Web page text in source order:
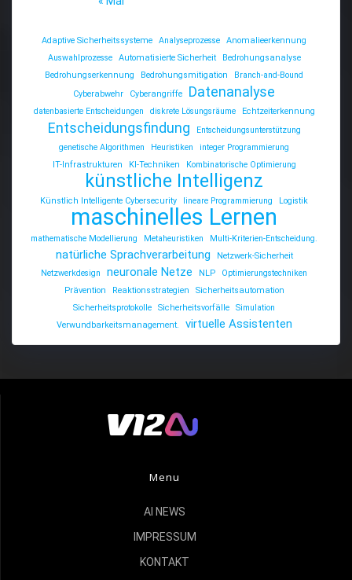
Adaptive Sicherheitssysteme Analyseprozesse
Anomalieerkennung
Auswahlprozesse
Automatisierte Sicherheit
Bedrohungsanalyse
Bedrohungserkennung
Bedrohungsmitigation
Branch-and-Bound
Cyberabwehr
Cyberangriffe Datenanalyse
datenbasierte Entscheidungen diskrete Lösungsräume Echtzeiterkennung
Entscheidungsfindung
Entscheidungsunterstützung
genetische Algorithmen
Heuristiken
integer Programmierung
IT-Infrastrukturen
KI-Techniken Kombinatorische Optimierung
künstliche Intelligenz
Künstlich Intelligente Cybersecurity lineare Programmierung Logistik
maschinelles Lernen
mathematische Modellierung Metaheuristiken Multi-Kriterien-Entscheidung.
natürliche Sprachverarbeitung
Netzwerk-Sicherheit
Netzwerkdesign
neuronale Netze NLP
Optimierungstechniken
Prävention
Reaktionsstrategien
Sicherheitsautomation
Sicherheitsprotokolle
Sicherheitsvorfälle
Simulation
Verwundbarkeitsmanagement.
virtuelle Assistenten
Menu
AI NEWS
IMPRESSUM
KONTAKT